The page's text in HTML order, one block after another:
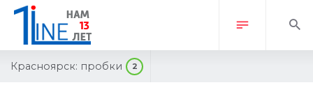
Красноярск: пробки 2